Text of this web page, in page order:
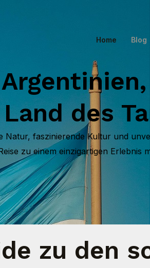
Home Blog
des
Natur, faszinierende Kultur und
zu einem einzigartigen Erlebnis
zu den